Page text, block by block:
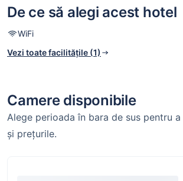
De ce să alegi acest hotel
WiFi
Vezi toate facilitățile (1)
Camere disponibile
Alege perioada în bara de sus pentru
și prețurile.